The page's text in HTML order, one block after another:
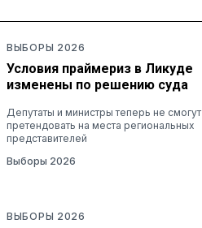
ВЫБОРЫ 2026
Условия праймериз в Ликуде
изменены по решению суда
Депутаты и министры теперь не смогут
претендовать на места региональных
представителей
Выборы 2026
ВЫБОРЫ 2026